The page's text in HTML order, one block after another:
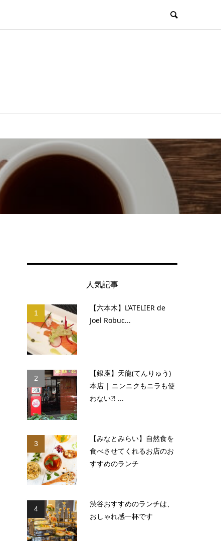
人気記事
1
【六本木】L’ATELIER de
Joel Robuc...
2
【銀座】天龍(てんりゅう)
本店 | ニンニクもニラも使
わない?! ...
3
【みなとみらい】自然食を
食べさせてくれるお店のお
すすめのランチ
4
渋谷おすすめのランチは、
おしゃれ感一杯です